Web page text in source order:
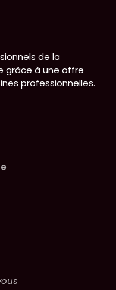
de la
grâce à une offre
professionnelles.